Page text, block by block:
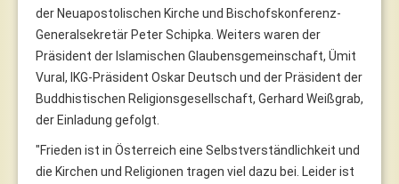
der Neuapostolischen Kirche und Bischofskonferenz-
Generalsekretär Peter Schipka. Weiters waren der
Präsident der Islamischen Glaubensgemeinschaft, Ümit
Vural, IKG-Präsident Oskar Deutsch und der Präsident der
Buddhistischen Religionsgesellschaft, Gerhard Weißgrab,
der Einladung gefolgt.
"Frieden ist in Österreich eine Selbstverständlichkeit und
die Kirchen und Religionen tragen viel dazu bei. Leider ist